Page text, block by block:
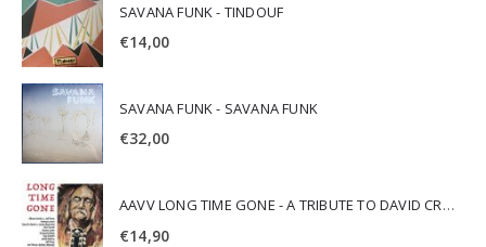
SAVANA FUNK - TINDOUF
€14,00
SAVANA FUNK - SAVANA FUNK
€32,00
AAVV LONG TIME GONE - A TRIBUTE TO DAVID CROSBY
€14,90